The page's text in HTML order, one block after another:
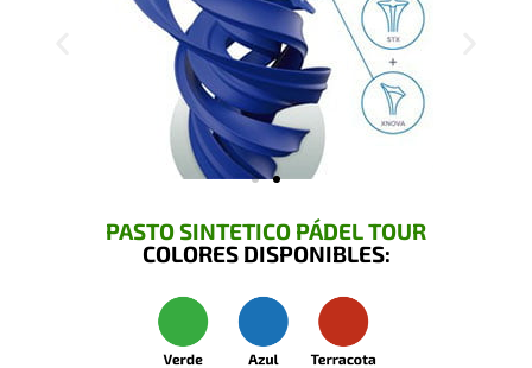
PASTO SINTETICO PÁDEL TOUR
COLORES DISPONIBLES: